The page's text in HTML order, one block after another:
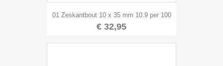
01 Zeskantbout 10 x 35 mm 10.9 per 100
€ 32,95